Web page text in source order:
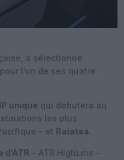
a sélectionné
pour l’un de ses quatre
unique qui débutera au
les plus
– et Raiatea.
– ATR HighLine –